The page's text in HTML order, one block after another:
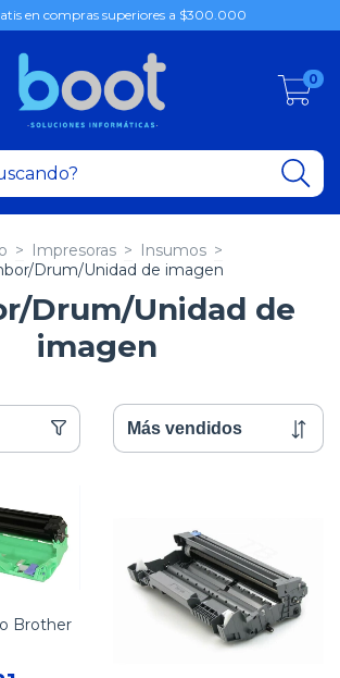
en compras superiores a $300.000
0
> Impresoras > Insumos >
Drum/Unidad de imagen
Drum/Unidad de
imagen
Brother